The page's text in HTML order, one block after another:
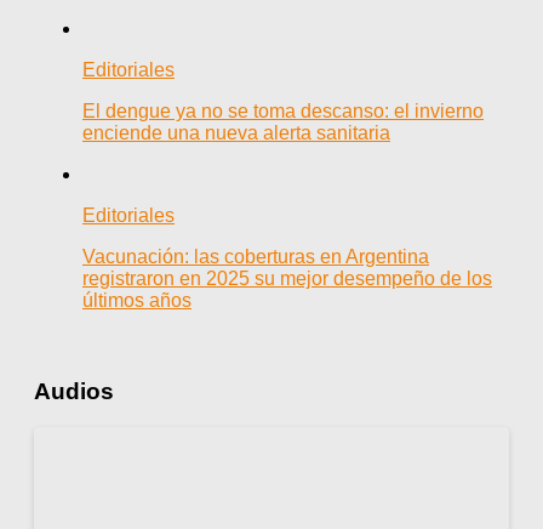
Editoriales
El dengue ya no se toma descanso: el invierno
enciende una nueva alerta sanitaria
Editoriales
Vacunación: las coberturas en Argentina
registraron en 2025 su mejor desempeño de los
últimos años
Audios